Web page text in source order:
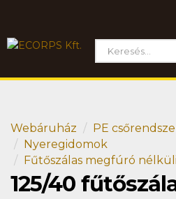
Webáruház PE
Nyeregidomok
Fűtőszálas megfúró
125/40